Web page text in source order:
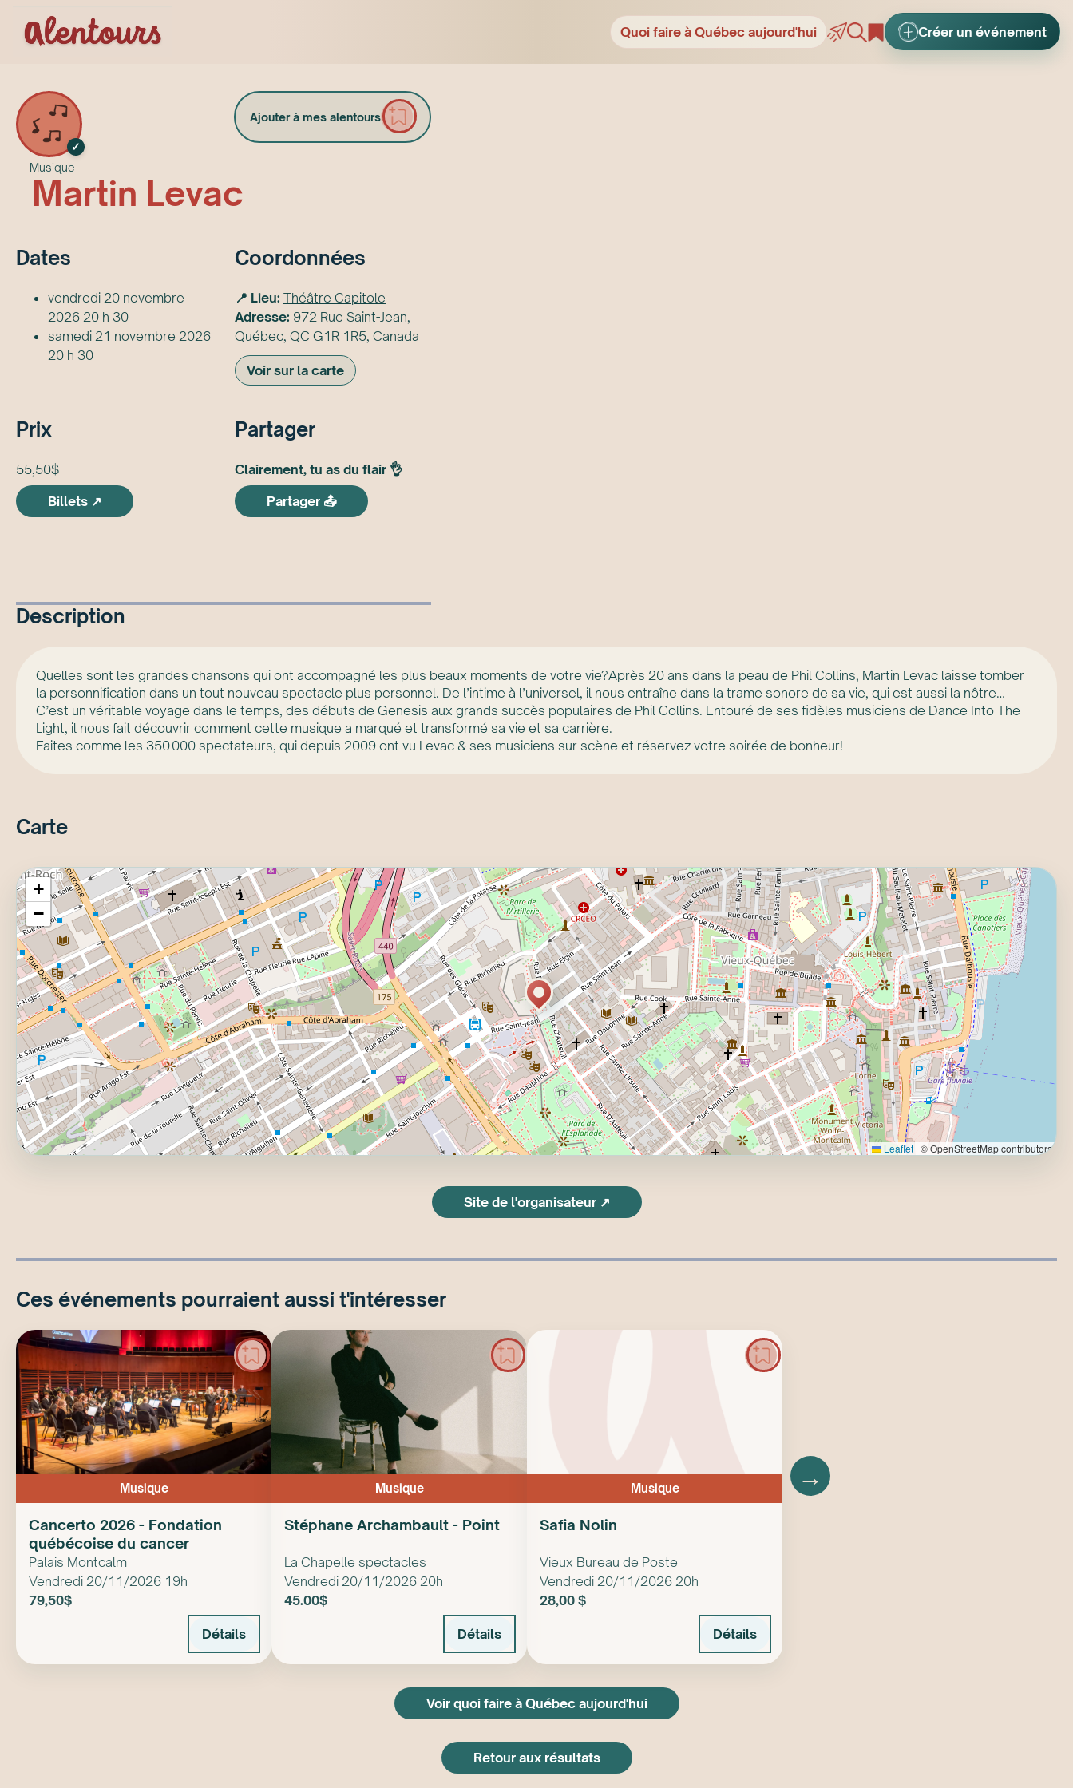
Quoi faire à Québec aujourd'hui Créer un événement
✓
Musique
Ajouter à mes alentours
Martin Levac
Dates
vendredi 20 novembre
2026 20 h 30
samedi 21 novembre 2026
20 h 30
Coordonnées
📍 Lieu: Théâtre Capitole
Adresse: 972 Rue Saint-Jean,
Québec, QC G1R 1R5, Canada
Voir sur la carte
Prix
55,50$
Billets ↗
Partager
Clairement, tu as du flair 👌
Partager 📤
Description
Quelles sont les grandes chansons qui ont accompagné les plus beaux moments de votre vie?Après 20 ans dans la peau de Phil Collins, Martin Levac laisse tomber
la personnification dans un tout nouveau spectacle plus personnel. De l’intime à l’universel, il nous entraîne dans la trame sonore de sa vie, qui est aussi la nôtre…
C’est un véritable voyage dans le temps, des débuts de Genesis aux grands succès populaires de Phil Collins. Entouré de ses fidèles musiciens de Dance Into The
Light, il nous fait découvrir comment cette musique a marqué et transformé sa vie et sa carrière.
Faites comme les 350 000 spectateurs, qui depuis 2009 ont vu Levac & ses musiciens sur scène et réservez votre soirée de bonheur!
Carte
+
−
Leaflet | © OpenStreetMap contributors
Site de l'organisateur ↗
Ces événements pourraient aussi t'intéresser
Musique
Cancerto 2026 - Fondation
québécoise du cancer
Palais Montcalm
Vendredi 20/11/2026 19h
79,50$
Détails
Musique
Stéphane Archambault - Point
La Chapelle spectacles
Vendredi 20/11/2026 20h
45.00$
Détails
Musique
Safia Nolin
Vieux Bureau de Poste
Vendredi 20/11/2026 20h
28,00 $
Détails
→
Voir quoi faire à Québec aujourd'hui
Retour aux résultats